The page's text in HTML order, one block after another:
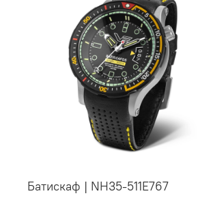
Батискаф | NH35-511E767